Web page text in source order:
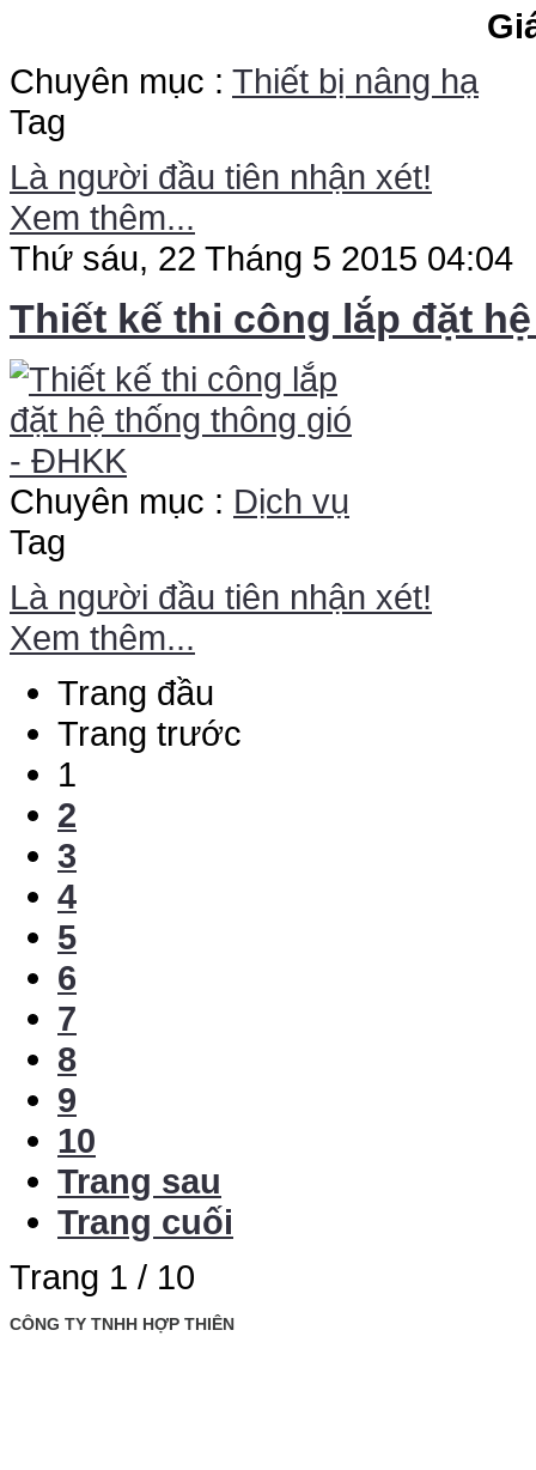
Chuyên mục : Thiết bị nâng hạ
Tag
Là người đầu tiên nhận xét!
Xem thêm...
Thứ sáu, 22 Tháng 5 2015 04:04
Thiết kế thi công lắp đặt
Chuyên mục : Dịch vụ
Tag
Là người đầu tiên nhận xét!
Xem thêm...
Trang đầu
Trang trước
1
2
3
4
5
6
7
8
9
10
Trang sau
Trang cuối
Trang 1 / 10
CÔNG TY TNHH HỢP THIÊN